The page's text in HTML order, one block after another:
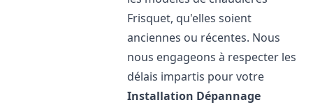
Frisquet, qu'elles soient
anciennes ou récentes. Nous
nous engageons à respecter les
délais impartis pour votre
Installation Dépannage